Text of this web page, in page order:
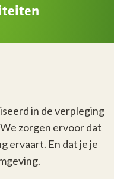
in de verpleging
zorgen ervoor dat
ervaart. En dat je je